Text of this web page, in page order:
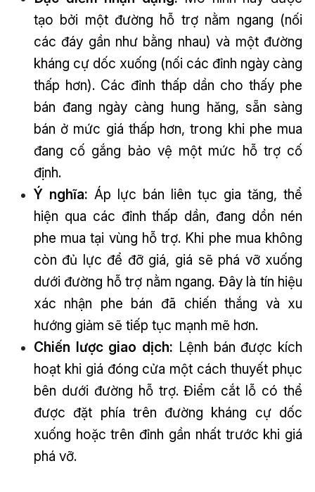
tạo bởi một đường hỗ trợ nằm ngang (nối
các đáy gần như bằng nhau) và một đường
kháng cự dốc xuống (nối các đỉnh ngày càng
thấp hơn). Các đỉnh thấp dần cho thấy phe
bán đang ngày càng hung hăng, sẵn sàng
bán ở mức giá thấp hơn, trong khi phe mua
đang cố gắng bảo vệ một mức hỗ trợ cố
định.
Ý nghĩa: Áp lực bán liên tục gia tăng, thể
hiện qua các đỉnh thấp dần, đang dồn nén
phe mua tại vùng hỗ trợ. Khi phe mua không
còn đủ lực để đỡ giá, giá sẽ phá vỡ xuống
dưới đường hỗ trợ nằm ngang. Đây là tín hiệu
xác nhận phe bán đã chiến thắng và xu
hướng giảm sẽ tiếp tục mạnh mẽ hơn.
Chiến lược giao dịch: Lệnh bán được kích
hoạt khi giá đóng cửa một cách thuyết phục
bên dưới đường hỗ trợ. Điểm cắt lỗ có thể
được đặt phía trên đường kháng cự dốc
xuống hoặc trên đỉnh gần nhất trước khi giá
phá vỡ.